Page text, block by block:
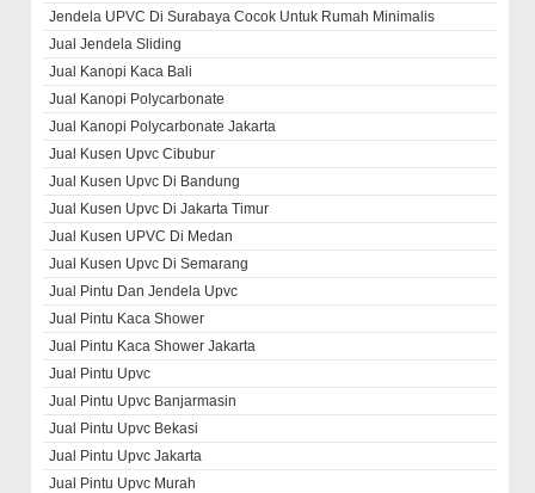
Jendela UPVC Di Surabaya Cocok Untuk Rumah Minimalis
Jual Jendela Sliding
Jual Kanopi Kaca Bali
Jual Kanopi Polycarbonate
Jual Kanopi Polycarbonate Jakarta
Jual Kusen Upvc Cibubur
Jual Kusen Upvc Di Bandung
Jual Kusen Upvc Di Jakarta Timur
Jual Kusen UPVC Di Medan
Jual Kusen Upvc Di Semarang
Jual Pintu Dan Jendela Upvc
Jual Pintu Kaca Shower
Jual Pintu Kaca Shower Jakarta
Jual Pintu Upvc
Jual Pintu Upvc Banjarmasin
Jual Pintu Upvc Bekasi
Jual Pintu Upvc Jakarta
Jual Pintu Upvc Murah